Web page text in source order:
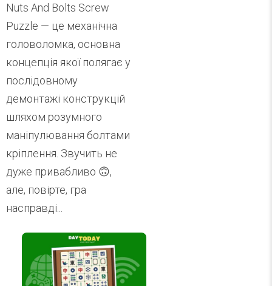
Nuts And Bolts Screw
Puzzle — це механічна
головоломка, основна
концепція якої полягає у
послідовному
демонтажі конструкцій
шляхом розумного
маніпулювання болтами
кріплення. Звучить не
дуже привабливо 🙃,
але, повірте, гра
насправді...